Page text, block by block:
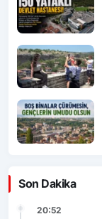
Son Dakika
20:52